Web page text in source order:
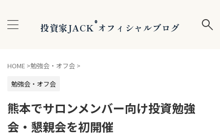
投資家JACK®オフィシャルブログ
HOME >勉強会・オフ会 >
勉強会・オフ会
熊本でサロンメンバー向け投資勉強
会・懇親会を初開催